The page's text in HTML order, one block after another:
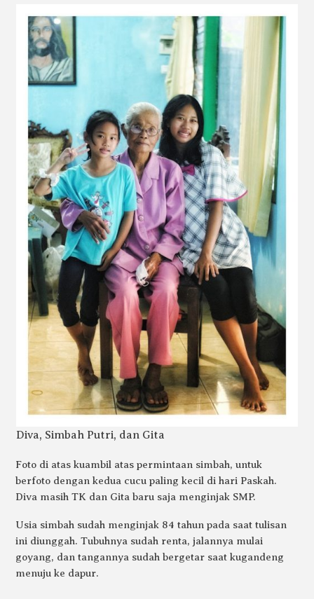
Diva, Simbah Putri, dan Gita
Foto di atas kuambil atas permintaan simbah, untuk
berfoto dengan kedua cucu paling kecil di hari Paskah.
Diva masih TK dan Gita baru saja menginjak SMP.
Usia simbah sudah menginjak 84 tahun pada saat tulisan
ini diunggah. Tubuhnya sudah renta, jalannya mulai
goyang, dan tangannya sudah bergetar saat kugandeng
menuju ke dapur.